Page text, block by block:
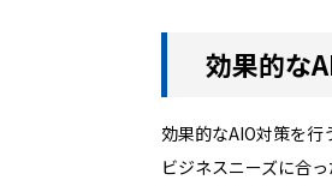
効果的な
効果的なAIO対策を
ビジネスニーズに合